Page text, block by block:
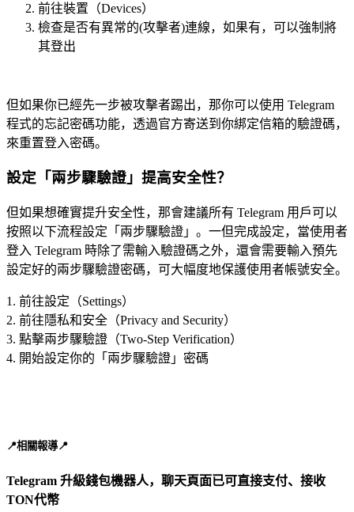
前往裝置（Devices）
檢查是否有異常的(攻擊者)連線，如果有，可以強制將
其登出
但如果你已經先一步被攻擊者踢出，那你可以使用 Telegram
程式的忘記密碼功能，透過官方寄送到你綁定信箱的驗證碼，
來重置登入密碼。
設定「兩步驟驗證」提高安全性？
但如果想確實提升安全性，那會建議所有 Telegram 用戶可以
按照以下流程設定「兩步驟驗證」。一但完成設定，當使用者
登入 Telegram 時除了需輸入驗證碼之外，還會需要輸入預先
設定好的兩步驟驗證密碼，可大幅度地保護使用者帳號安全。
1. 前往設定（Settings）
2. 前往隱私和安全（Privacy and Security）
3. 點擊兩步驟驗證（Two-Step Verification）
4. 開始設定你的「兩步驟驗證」密碼
📍相關報導📍
Telegram 升級錢包機器人，聊天頁面已可直接支付、接收
TON代幣